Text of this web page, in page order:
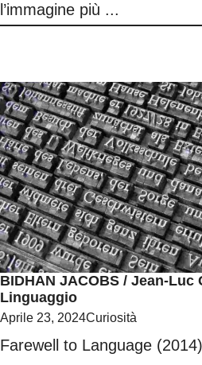
l’immagine più ...
BIDHAN JACOBS / Jean-Luc
Linguaggio
Aprile 23, 2024Curiosità
Farewell to Language